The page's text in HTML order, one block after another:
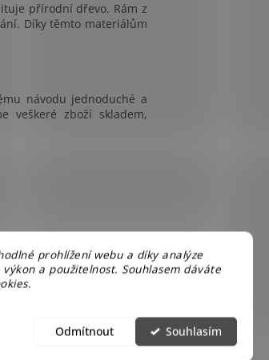
prohlížení webu a díky analýze
a použitelnost. Souhlasem dáváte
Odmítnout Souhlasím
přírodní dřevo. Rám z
Díky těmto materiálům
návodu jednoduché a
veškeré zboží skladem,
. Objednejte si ji ještě dnes
a přidejte tento skvělý